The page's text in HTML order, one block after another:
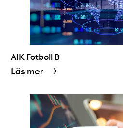
AIK Fotboll B
Läs mer